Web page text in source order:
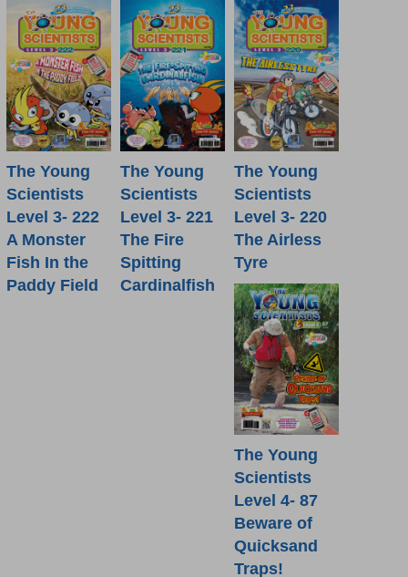
The Young
Scientists
Level 3- 222
A Monster
Fish In the
Paddy Field
The Young
Scientists
Level 3- 221
The Fire
Spitting
Cardinalfish
The Young
Scientists
Level 3- 220
The Airless
Tyre
The Young
Scientists
Level 4- 87
Beware of
Quicksand
Traps!